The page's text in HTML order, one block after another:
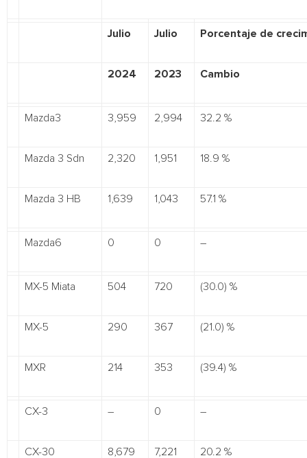
Julio Julio Porcentaje de
2024 2023 Cambio
Mazda3 3,959 2,994 32.2 %
Mazda 3 Sdn 2,320 1,951 18.9 %
Mazda 3 HB 1,639 1,043 57.1 %
Mazda6 0 0 –
MX-5 Miata 504 720 (30.0) %
MX-5 290 367 (21.0) %
MXR 214 353 (39.4) %
CX-3 – 0 –
CX-30 8,679 7,221 20.2 %